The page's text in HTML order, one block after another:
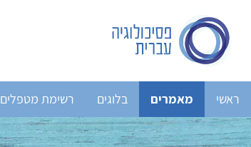
ראשי מאמרים בלוגים רשימת מטפלים